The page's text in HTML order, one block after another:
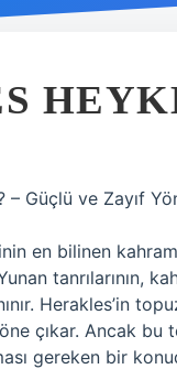
– Güçlü ve Zayıf
en bilinen
tanrılarının,
Herakles’in
çıkar. Ancak bu
gereken bir